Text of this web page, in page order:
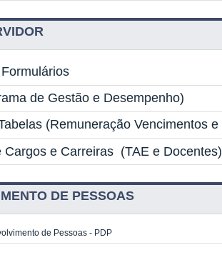
de Gestão e Desempenho)
(Remuneração Vencimentos
Cargos e Carreiras (TAE e Docentes)
DE PESSOAS
de Pessoas - PDP